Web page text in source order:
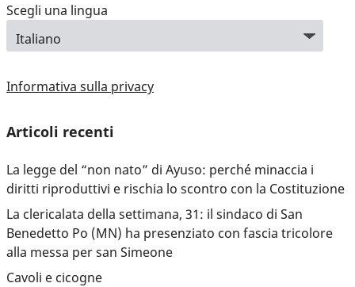
Scegli una lingua
Informativa sulla privacy
Articoli recenti
La legge del “non nato” di Ayuso: perché minaccia i
diritti riproduttivi e rischia lo scontro con la Costituzione
La clericalata della settimana, 31: il sindaco di San
Benedetto Po (MN) ha presenziato con fascia tricolore
alla messa per san Simeone
Cavoli e cicogne